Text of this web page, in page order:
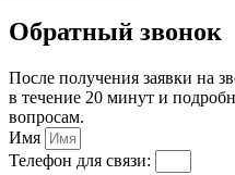
Обратный звонок
После получения заявки на
в течение 20 минут и
вопросам.
Имя
Телефон для связи: